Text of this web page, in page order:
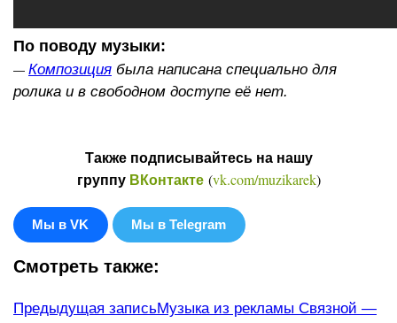
По поводу музыки:
— Композиция была написана специально для
ролика и в свободном доступе её нет.
Также подписывайтесь на нашу
группу ВКонтакте(vk.com/muzikarek)
Мы в VK Мы в Telegram
Смотреть также:
Еще
Предыдущая записьМузыка из рекламы Связной —